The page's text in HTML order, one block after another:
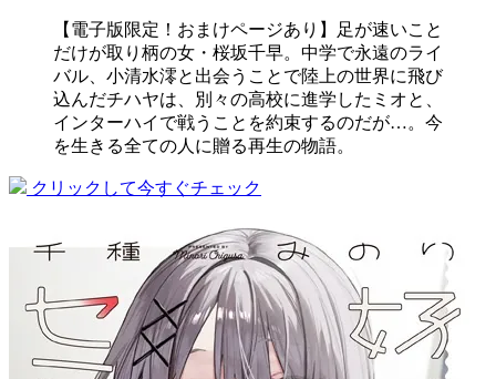
【電子版限定！おまけページあり】足が速いこと
だけが取り柄の女・桜坂千早。中学で永遠のライ
バル、小清水澪と出会うことで陸上の世界に飛び
込んだチハヤは、別々の高校に進学したミオと、
インターハイで戦うことを約束するのだが…。今
を生きる全ての人に贈る再生の物語。
クリックして今すぐチェック